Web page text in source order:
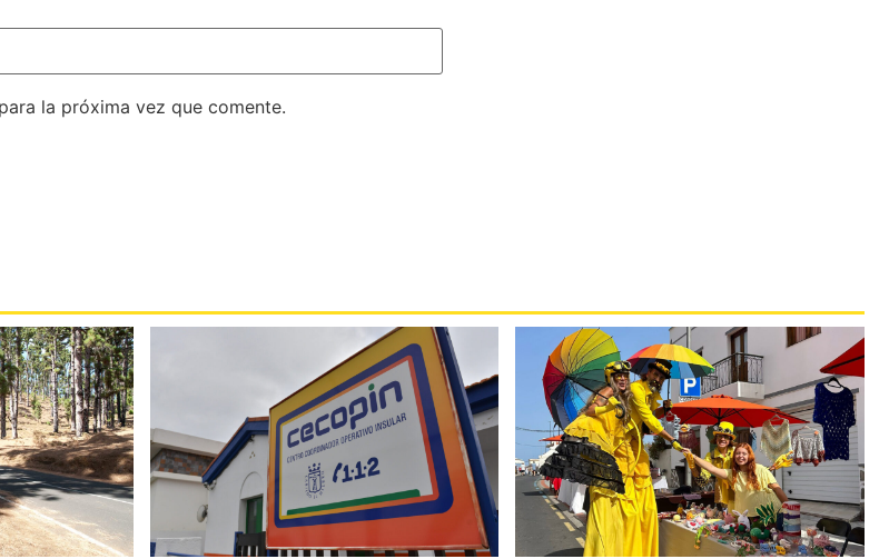
la próxima vez que comente.